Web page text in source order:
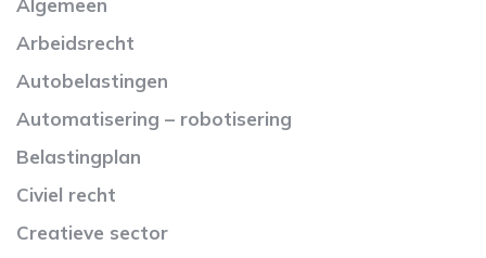
Algemeen
Arbeidsrecht
Autobelastingen
Automatisering – robotisering
Belastingplan
Civiel recht
Creatieve sector